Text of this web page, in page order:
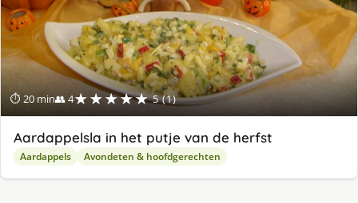
⏱ 20 min👥 4★★★★★ 5 (1)
Aardappelsla in het putje van de herfst
Aardappels Avondeten & hoofdgerechten